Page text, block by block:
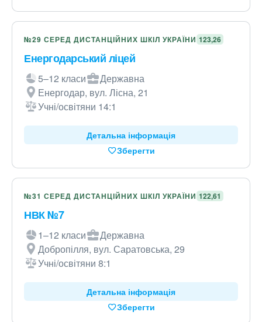
№29 СЕРЕД ДИСТАНЦІЙНИХ ШКІЛ УКРАЇНИ 123,26
Енергодарський ліцей
5–12 класи
Державна
Енергодар, вул. Лісна, 21
Учні/освітяни 14:1
Детальна інформація
Зберегти
№31 СЕРЕД ДИСТАНЦІЙНИХ ШКІЛ УКРАЇНИ 122,61
НВК №7
1–12 класи
Державна
Добропілля, вул. Саратовська, 29
Учні/освітяни 8:1
Детальна інформація
Зберегти